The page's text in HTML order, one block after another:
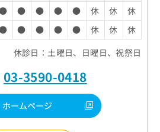
● ● ● ● 休 休
休
● ● ● ● 休 休
休
休診日：土曜日、日曜日、祝祭日
03-3590-0418
ホームページ